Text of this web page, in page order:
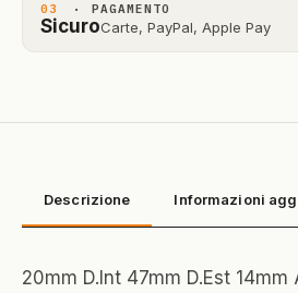
03 · PAGAMENTO
SicuroCarte, PayPal, Apple Pay
Descrizione Informazioni
20mm D.Int 47mm D.Est 14mm